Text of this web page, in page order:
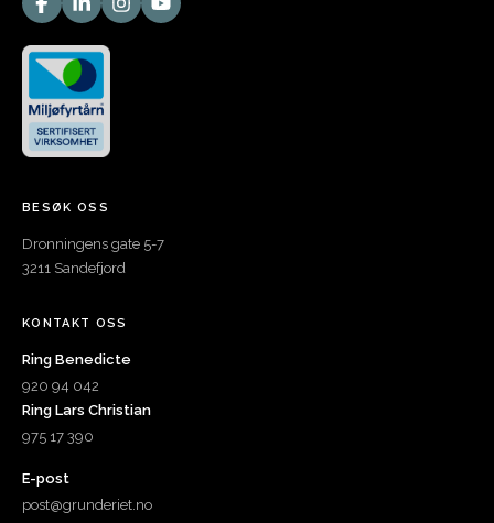
BESØK OSS
Dronningens gate 5-7
3211 Sandefjord
KONTAKT OSS
Ring Benedicte
920 94 042
Ring Lars Christian
975 17 390
E-post
post@grunderiet.no